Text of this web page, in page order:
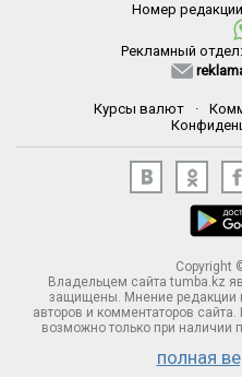
Номер
Рекламный отдел:
Курсы валют ·
Copyright
Владельцем сайта tumba.kz
защищены. Мнение редакции
авторов и комментаторов
возможно только при наличии
полная